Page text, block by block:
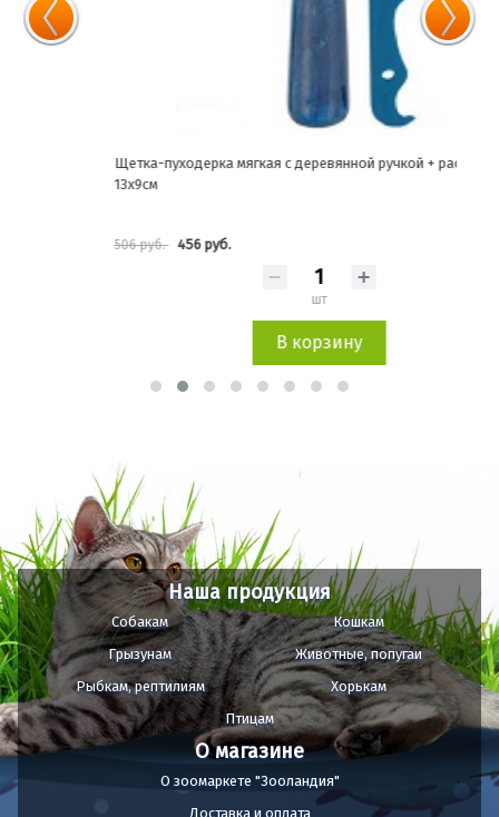
Щетка-пуходерка мягкая с деревянной ручкой + расческа
456 руб.
В корзину
Наша продукция
Собакам
Кошкам
Грызунам
Животные, попугаи
Рыбкам, рептилиям
Хорькам
Птицам
О магазине
О зоомаркете "Зооландия"
Доставка и оплата